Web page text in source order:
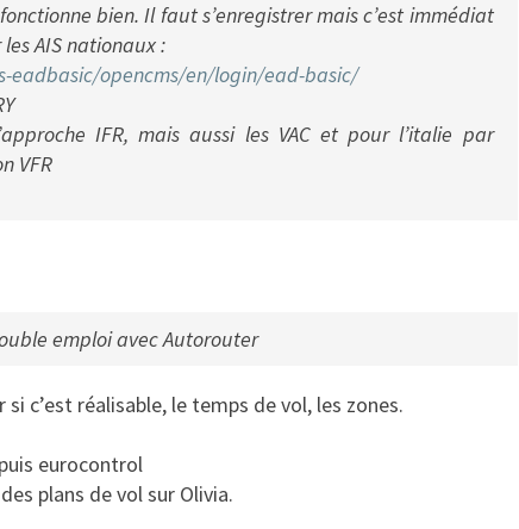
bien. Il faut s’enregistrer mais c’est immédiat
AIS nationaux :
eadbasic/opencms/en/login/ead-basic/
IFR, mais aussi les VAC et pour l’italie par
VFR
emploi avec Autorouter
c’est réalisable, le temps de vol, les zones.
eurocontrol
plans de vol sur Olivia.